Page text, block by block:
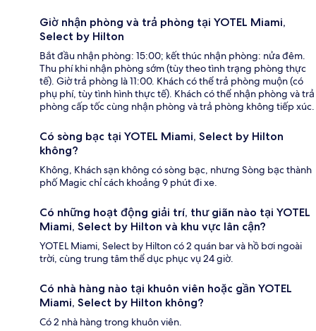
Giờ nhận phòng và trả phòng tại YOTEL Miami,
Select by Hilton
Bắt đầu nhận phòng: 15:00; kết thúc nhận phòng: nửa đêm.
Thu phí khi nhận phòng sớm (tùy theo tình trạng phòng thực
tế). Giờ trả phòng là 11:00. Khách có thể trả phòng muộn (có
phụ phí, tùy tình hình thực tế). Khách có thể nhận phòng và trả
phòng cấp tốc cùng nhận phòng và trả phòng không tiếp xúc.
Có sòng bạc tại YOTEL Miami, Select by Hilton
không?
Không, Khách sạn không có sòng bạc, nhưng Sòng bạc thành
phố Magic chỉ cách khoảng 9 phút đi xe.
Có những hoạt động giải trí, thư giãn nào tại YOTEL
Miami, Select by Hilton và khu vực lân cận?
YOTEL Miami, Select by Hilton có 2 quán bar và hồ bơi ngoài
trời, cùng trung tâm thể dục phục vụ 24 giờ.
Có nhà hàng nào tại khuôn viên hoặc gần YOTEL
Miami, Select by Hilton không?
Có 2 nhà hàng trong khuôn viên.